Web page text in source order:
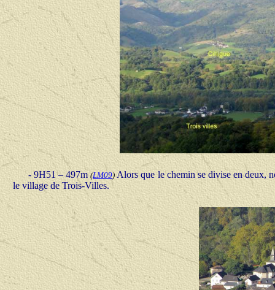
- 9H51 – 497m(LM09)Alors que le chemin se divise en deux,
le village de Trois-Villes.